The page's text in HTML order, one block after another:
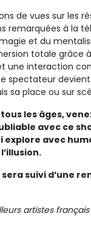
de vues sur les
remarquées à la
et du
totale grâce à
une interaction
spectateur
sa place ou sur
les âges,
avec ce
avec
suivi d’une
artistes